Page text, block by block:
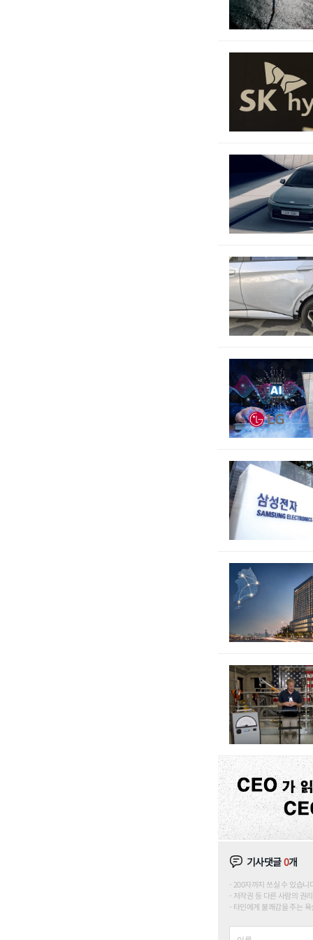
기사댓글0개
200자까지 쓰실 수 있습
저작권 등 다른 사람의 권
타인에게 불쾌감을 주는